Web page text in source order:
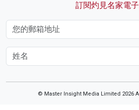
訂閱灼見名家電
© Master Insight Media Limited 2026